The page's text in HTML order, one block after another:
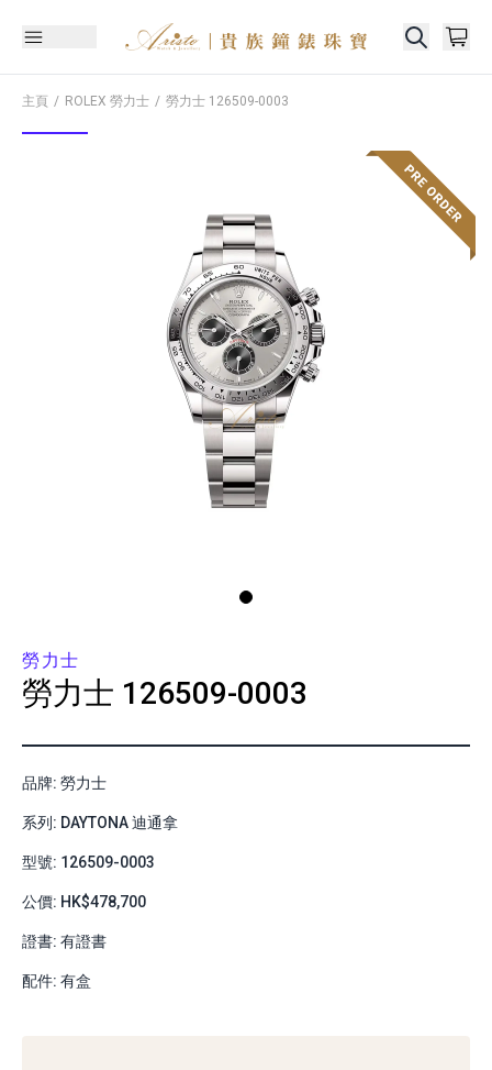
主頁 ROLEX 勞力士 勞力士 126509-0003
勞力士
勞力士 126509-0003
品牌: 勞力士
系列: DAYTONA 迪通拿
型號: 126509-0003
公價: HK$478,700
證書: 有證書
配件: 有盒